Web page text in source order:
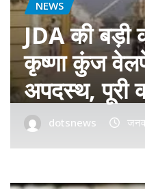
बॉलीवुड
फ़िल्म
रीयल सिंघम ने
dotsnews